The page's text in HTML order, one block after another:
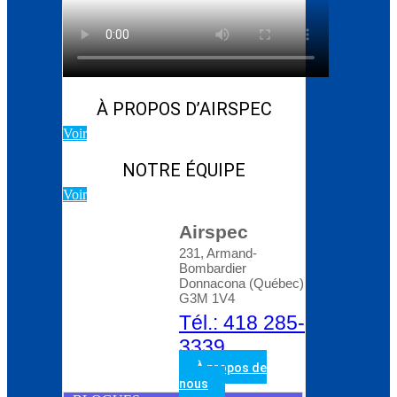
Blog d’Atlas Copco:
Comment choisir le bon
compresseur rotatif à
vis
À PROPOS D’AIRSPEC
Voir
NOTRE ÉQUIPE
Voir
Airspec
231, Armand-
Bombardier
Donnacona (Québec)
G3M 1V4
Tél.: 418 285-
3339
À propos de
nous